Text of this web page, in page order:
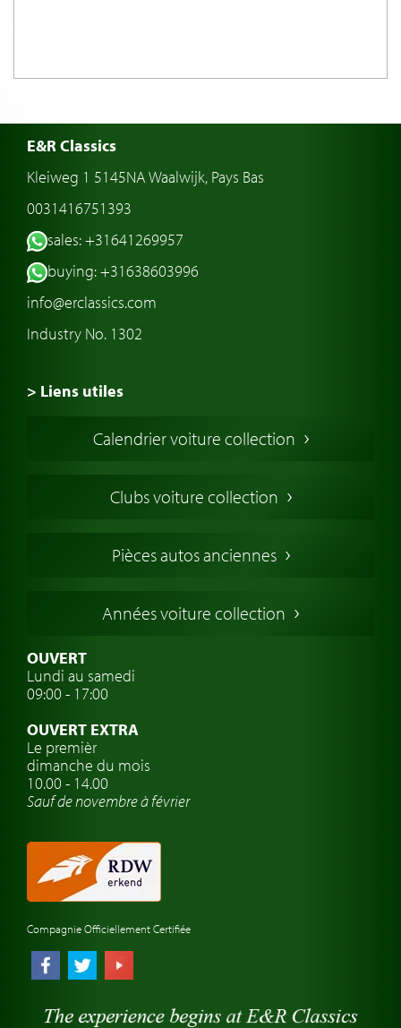
E&R Classics
Kleiweg 1 5145NA Waalwijk, Pays Bas
0031416751393
sales: +31641269957
buying: +31638603996
info@erclassics.com
Industry No. 1302
> Liens utiles
Voiture Collection Europe
Voitures Anglaises
Voitures Allemandes
Voitures Suédoises
Assurance voiture de collection
Clubs de voitures classiques
Atelier de voitures anciennes
Montres de marque de voiture
Calendrier voiture collection
Clubs voiture collection
Pièces autos anciennes
Années voiture collection
OUVERT
Lundi au samedi
09:00 - 17:00
OUVERT EXTRA
Le premièr
dimanche du mois
10.00 - 14.00
Sauf de novembre à février
Compagnie Officiellement Certifiée